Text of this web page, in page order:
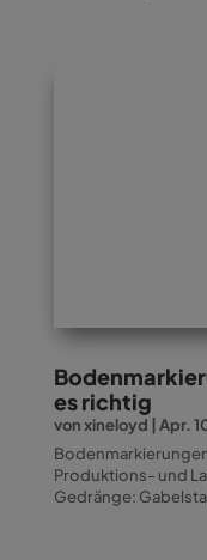
es richtig
vonxineloyd Apr.
Produktions- und
Gedränge: